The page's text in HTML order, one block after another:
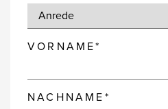
VORNAME*
NACHNAME*